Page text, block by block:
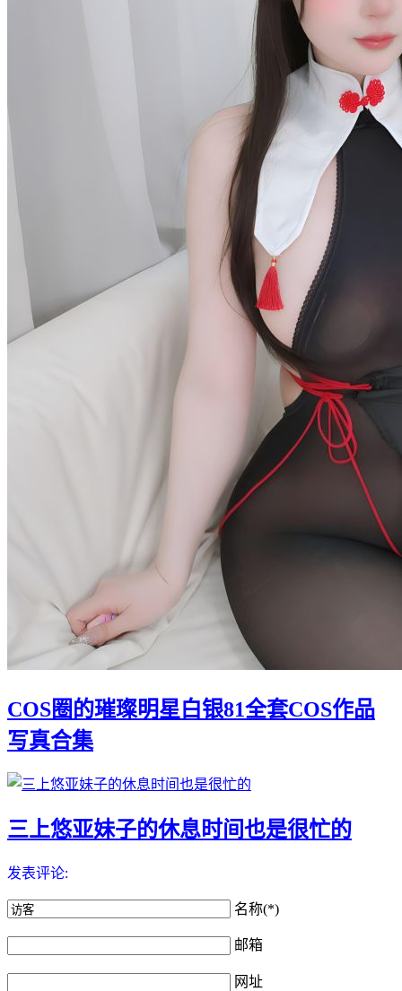
COS圈的璀璨明星白银81全套COS作品
写真合集
三上悠亚妹子的休息时间也是很忙的
发表评论:
名称(*)
邮箱
网址